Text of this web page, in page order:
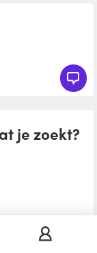
je zoekt?
buurt